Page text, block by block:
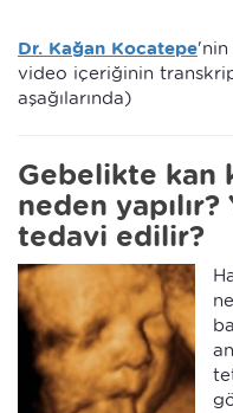
Dr. Kağan Kocatepe'nin
video içeriğinin
aşağılarında)
Gebelikte kan
neden yapılır?
tedavi edilir?